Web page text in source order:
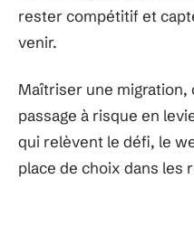
rester compétitif et
venir.
Maîtriser une migration,
passage à risque en
qui relèvent le défi, le
place de choix dans les